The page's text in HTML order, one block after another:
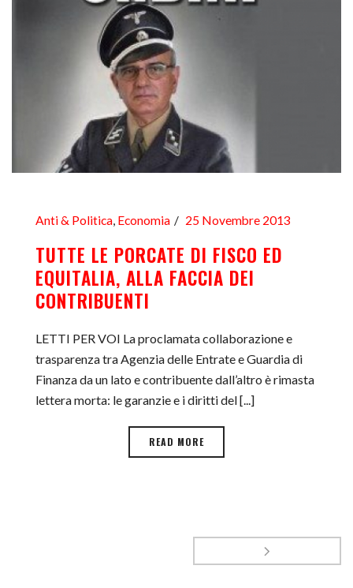
Anti & Politica Economia 25 Novembre 2013
TUTTE LE PORCATE DI FISCO ED
EQUITALIA, ALLA FACCIA DEI
CONTRIBUENTI
LETTI PER VOI La proclamata collaborazione e
trasparenza tra Agenzia delle Entrate e Guardia di
Finanza da un lato e contribuente dall’altro è rimasta
lettera morta: le garanzie e i diritti del [...]
READ MORE